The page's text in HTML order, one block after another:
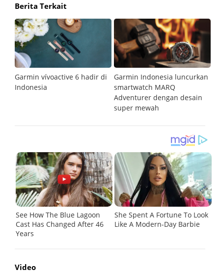
Berita Terkait
Garmin vívoactive 6 hadir di
Indonesia
Garmin Indonesia luncurkan
smartwatch MARQ
Adventurer dengan desain
super mewah
Video